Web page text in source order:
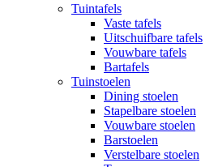
Tuintafels
Vaste tafels
Uitschuifbare tafels
Vouwbare tafels
Bartafels
Tuinstoelen
Dining stoelen
Stapelbare stoelen
Vouwbare stoelen
Barstoelen
Verstelbare stoelen